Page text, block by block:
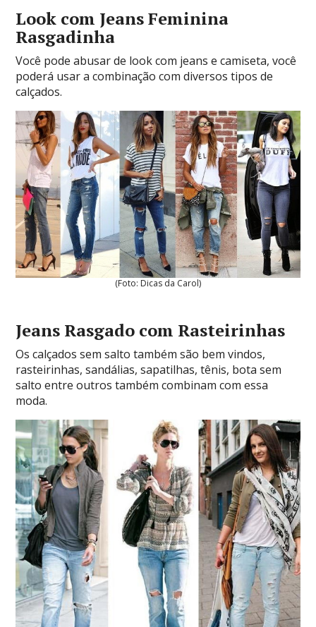
Look com Jeans Feminina
Rasgadinha
Você pode abusar de look com jeans e camiseta, você
poderá usar a combinação com diversos tipos de
calçados.
(Foto: Dicas da Carol)
Jeans Rasgado com Rasteirinhas
Os calçados sem salto também são bem vindos,
rasteirinhas, sandálias, sapatilhas, tênis, bota sem
salto entre outros também combinam com essa
moda.